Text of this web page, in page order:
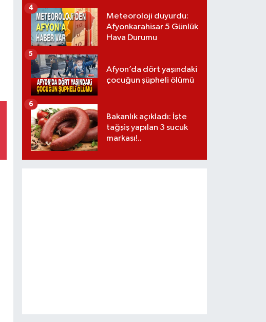
Meteoroloji duyurdu:
Afyonkarahisar 5 Günlük
Hava Durumu
4
Afyon’da dört yaşındaki
çocuğun şüpheli ölümü
5
Bakanlık açıkladı: İşte
tağşiş yapılan 3 sucuk
markası!..
6